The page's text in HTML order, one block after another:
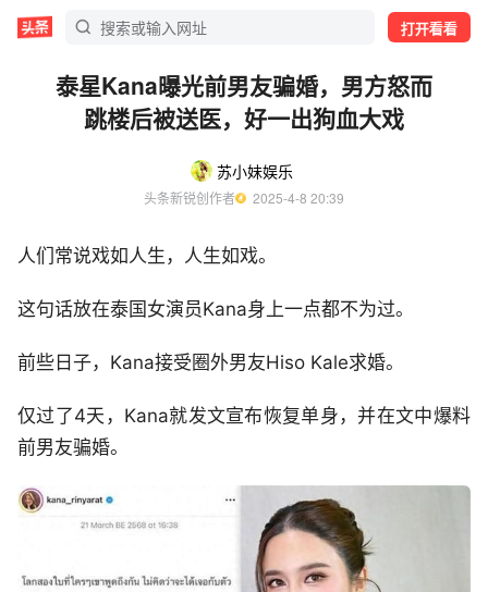
打开看看
泰星Kana曝光前男友骗婚，男方怒而
跳楼后被送医，好一出狗血大戏
苏小妹娱乐
头条新锐创作者
  2025-4-8 20:39
人们常说戏如人生，人生如戏。
这句话放在泰国女演员Kana身上一点都不为过。
前些日子，Kana接受圈外男友Hiso Kale求婚。
仅过了4天，Kana就发文宣布恢复单身，并在文中爆料
前男友骗婚。